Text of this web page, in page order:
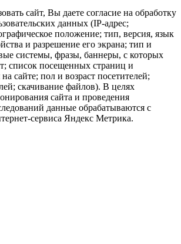
сайт, Вы даете согласие на обработку
данных (IP-адрес;
положение; тип, версия, язык
и разрешение его экрана; тип и
системы, фразы, баннеры, с которых
список посещенных страниц и
сайте; пол и возраст посетителей;
скачивание файлов). В целях
сайта и проведения
данные обрабатываются с
сервиса Яндекс Метрика.